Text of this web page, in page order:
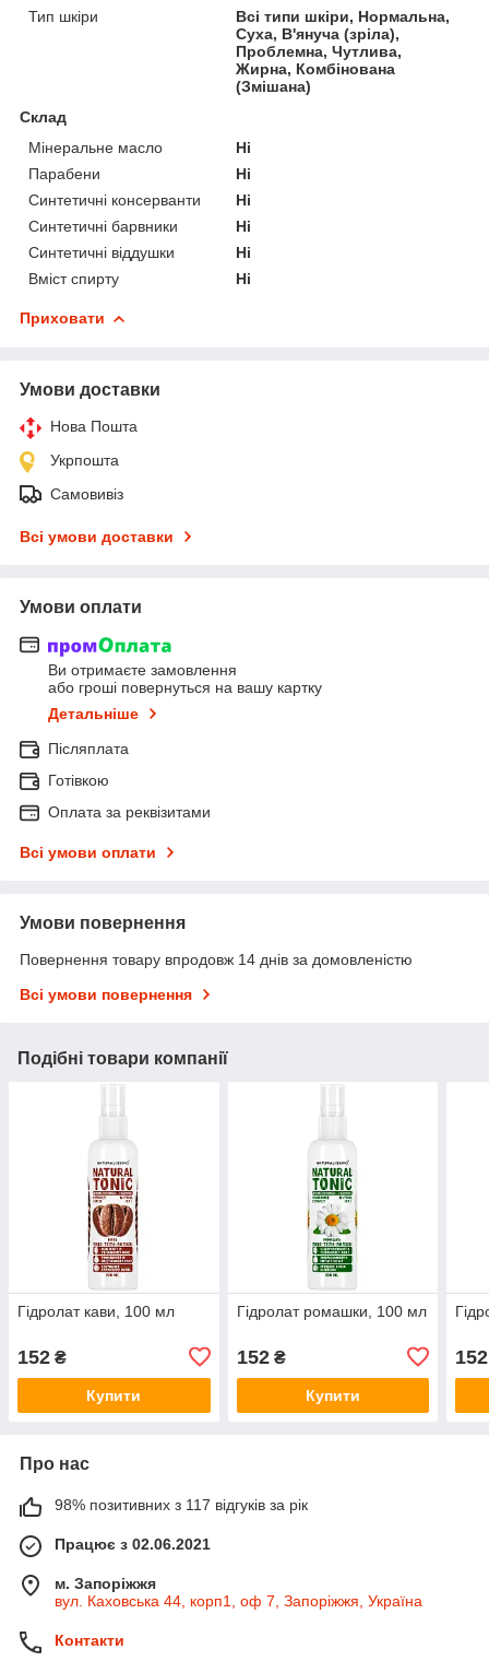
Тип шкіри
Всі типи шкіри, Нормальна,
Суха, В'януча (зріла),
Проблемна, Чутлива,
Жирна, Комбінована
(Змішана)
Склад
Мінеральне масло
Ні
Парабени
Ні
Синтетичні консерванти
Ні
Синтетичні барвники
Ні
Синтетичні віддушки
Ні
Вміст спирту
Ні
Приховати
Умови доставки
Нова Пошта
Укрпошта
Самовивіз
Всі умови доставки
Умови оплати
Ви отримаєте замовлення
або гроші повернуться на вашу картку
Детальніше
Післяплата
Готівкою
Оплата за реквізитами
Всі умови оплати
Умови повернення
Повернення товару впродовж 14 днів за домовленістю
Всі умови повернення
Подібні товари компанії
Гідролат кави, 100 мл
152 ₴
Купити
Гідролат ромашки, 100 мл
152₴
Купити
152
Про нас
98% позитивних з 117 відгуків за рік
Працює з 02.06.2021
м. Запоріжжя
вул. Каховська 44, корп1, оф 7, Запоріжжя, Україна
Контакти